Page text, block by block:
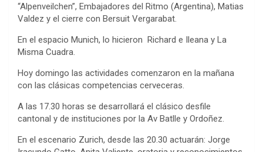
“Alpenveilchen”, Embajadores del Ritmo (Argentina), Matias
Valdez y el cierre con Bersuit Vergarabat.
En el espacio Munich, lo hicieron Richard e Ileana y La
Misma Cuadra.
Hoy domingo las actividades comenzaron en la mañana
con las clásicas competencias cerveceras.
A las 17.30 horas se desarrollará el clásico desfile
cantonal y de instituciones por la Av Batlle y Ordoñez.
En el escenario Zurich, desde las 20.30 actuarán: Jorge